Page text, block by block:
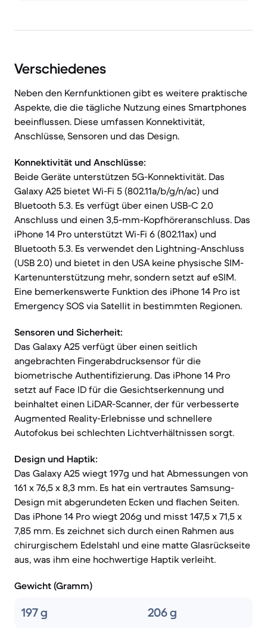
Verschiedenes
Neben den Kernfunktionen gibt es weitere praktische
Aspekte, die die tägliche Nutzung eines Smartphones
beeinflussen. Diese umfassen Konnektivität,
Anschlüsse, Sensoren und das Design.
Konnektivität und Anschlüsse:
Beide Geräte unterstützen 5G-Konnektivität. Das
Galaxy A25 bietet Wi-Fi 5 (802.11a/b/g/n/ac) und
Bluetooth 5.3. Es verfügt über einen USB-C 2.0
Anschluss und einen 3,5-mm-Kopfhöreranschluss. Das
iPhone 14 Pro unterstützt Wi-Fi 6 (802.11ax) und
Bluetooth 5.3. Es verwendet den Lightning-Anschluss
(USB 2.0) und bietet in den USA keine physische SIM-
Kartenunterstützung mehr, sondern setzt auf eSIM.
Eine bemerkenswerte Funktion des iPhone 14 Pro ist
Emergency SOS via Satellit in bestimmten Regionen.
Sensoren und Sicherheit:
Das Galaxy A25 verfügt über einen seitlich
angebrachten Fingerabdrucksensor für die
biometrische Authentifizierung. Das iPhone 14 Pro
setzt auf Face ID für die Gesichtserkennung und
beinhaltet einen LiDAR-Scanner, der für verbesserte
Augmented Reality-Erlebnisse und schnellere
Autofokus bei schlechten Lichtverhältnissen sorgt.
Design und Haptik:
Das Galaxy A25 wiegt 197g und hat Abmessungen von
161 x 76,5 x 8,3 mm. Es hat ein vertrautes Samsung-
Design mit abgerundeten Ecken und flachen Seiten.
Das iPhone 14 Pro wiegt 206g und misst 147,5 x 71,5 x
7,85 mm. Es zeichnet sich durch einen Rahmen aus
chirurgischem Edelstahl und eine matte Glasrückseite
aus, was ihm eine hochwertige Haptik verleiht.
Gewicht (Gramm)
197 g 206 g